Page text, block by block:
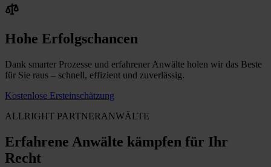
Hohe Erfolgschancen
Dank smarter Prozesse und erfahrener Anwälte holen wir das Beste
für Sie raus – schnell, effizient und zuverlässig.
Kostenlose Ersteinschätzung
ALLRIGHT PARTNERANWÄLTE
Erfahrene Anwälte kämpfen für Ihr
Recht